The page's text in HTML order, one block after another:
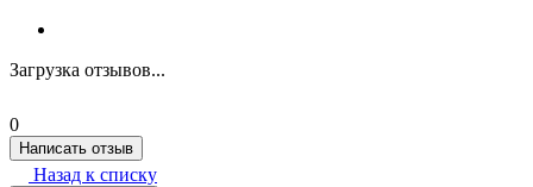
Загрузка отзывов...
0
Написать отзыв
Назад к списку